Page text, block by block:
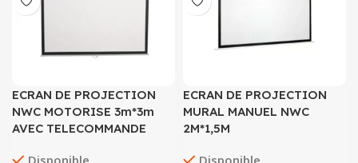
ECRAN DE PROJECTION
NWC MOTORISE 3m*3m
AVEC TELECOMMANDE
ECRAN DE PROJECTION
MURAL MANUEL NWC
2M*1,5M